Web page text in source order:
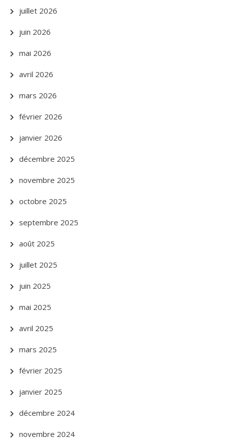
juillet 2026
juin 2026
mai 2026
avril 2026
mars 2026
février 2026
janvier 2026
décembre 2025
novembre 2025
octobre 2025
septembre 2025
août 2025
juillet 2025
juin 2025
mai 2025
avril 2025
mars 2025
février 2025
janvier 2025
décembre 2024
novembre 2024